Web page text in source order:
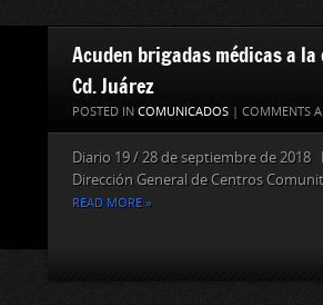
Acuden brigadas médicas a
Cd. Juárez
POSTED IN COMUNICADOS | COMMENTS
Diario 19 / 28 de septiembre de 2018
Dirección General de Centros
READ MORE »